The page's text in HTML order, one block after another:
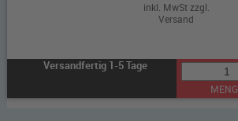
inkl. MwSt zzgl.
Versand
Versandfertig 1-5 Tage